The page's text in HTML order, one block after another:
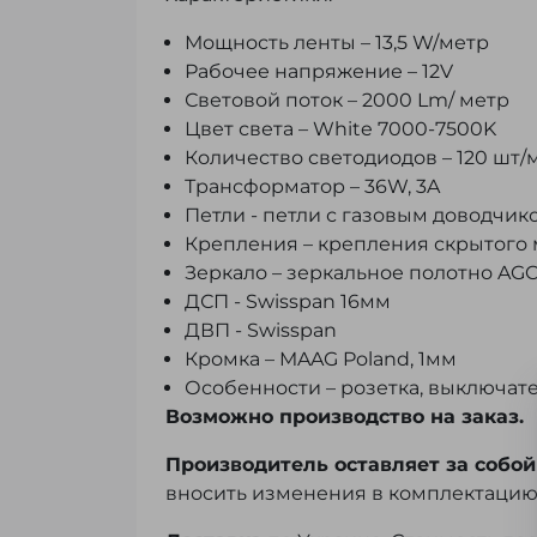
Мощность ленты – 13,5 W/метр
Рабочее напряжение – 12V
Световой поток – 2000 Lm/ метр
Цвет света – White 7000-7500K
Количество светодиодов – 120 шт/
Трансформатор – 36W, 3A
Петли - петли с газовым
Крепления – крепления скрытого
Зеркало – зеркальное полотно
ДСП - Swisspan 16мм
ДВП - Swisspan
Кромка – MAAG Poland, 1мм
Особенности – розетка,
Возможно производство на заказ.
Производитель оставляет за собой
вносить изменения в